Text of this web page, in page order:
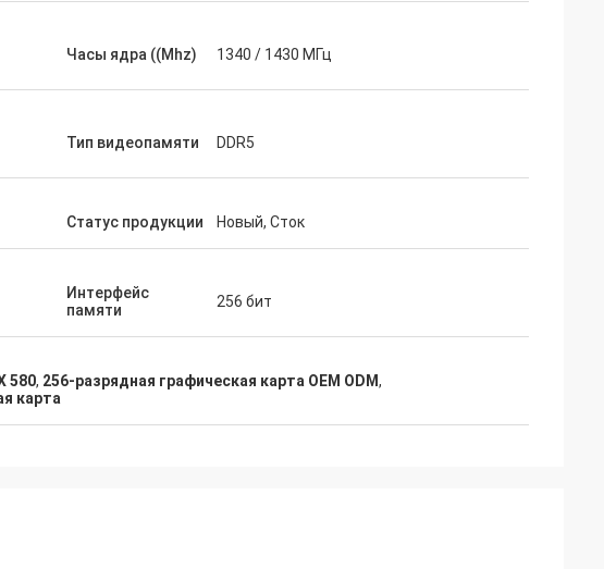
Часы ядра ((Mhz) 1340 / 1430 МГц
Тип видеопамяти DDR5
Статус продукции Новый, Сток
Интерфейс
памяти
256 бит
580, 256-разрядная графическая карта OEM ODM,
карта